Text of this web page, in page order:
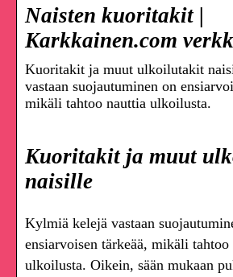
Naisten kuoritakit |
Karkkainen.com
Kuoritakit ja muut ulkoilutakit
vastaan suojautuminen on
mikäli tahtoo nauttia ulkoilusta.
Kuoritakit ja muut
naisille
Kylmiä kelejä vastaan
ensiarvoisen tärkeää, mikäli tahtoo
ulkoilusta. Oikein, sään mukaan